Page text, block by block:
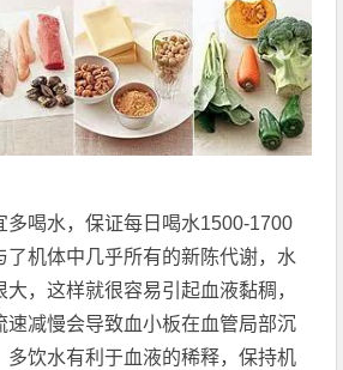
多喝水，保证每日喝水1500-1700
了机体中几乎所有的新陈代谢，水
，这样就很容易引起血液黏稠，
速减慢会导致血小板在血管局部沉
多饮水有利于血液的稀释，保持机